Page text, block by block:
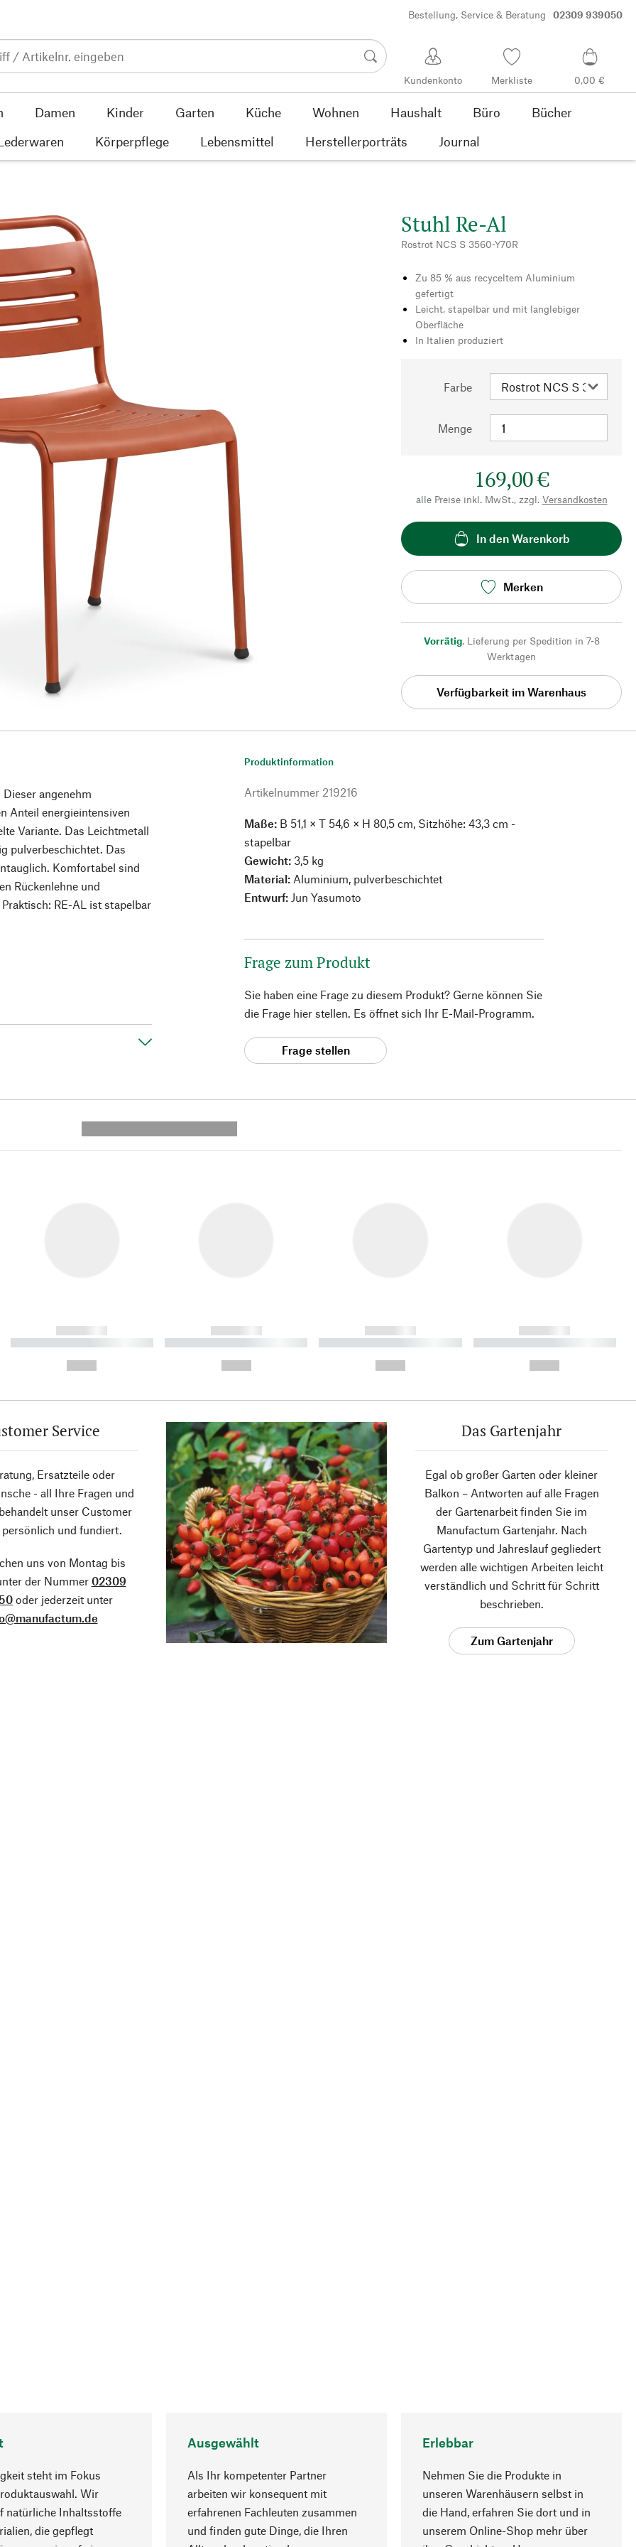
Bestellung, Service & Beratung 02309 939050
Kundenkonto Merkliste 0,00 €
Damen Kinder Garten Küche Wohnen Haushalt Büro
Bücher
Körperpflege Lebensmittel Herstellerporträts Journal
Stuhl Re-Al
Rostrot NCS S 3560-Y70R
Zu 85 % aus recyceltem Aluminium
gefertigt
Leicht, stapelbar und mit langlebiger
Oberfläche
In Italien produziert
Farbe
Menge
169,00 €
alle Preise inkl. MwSt., zzgl. Versandkosten
In den Warenkorb
Merken
Vorrätig, Lieferung per Spedition in 7-8
Werktagen
Verfügbarkeit im Warenhaus
angenehm
Anteil energieintensiven
Variante. Das Leichtmetall
pulverbeschichtet. Das
Komfortabel sind
Rückenlehne und
RE-AL ist stapelbar
Produktinformation
Artikelnummer 219216
Maße: B 51,1 × T 54,6 × H 80,5 cm, Sitzhöhe: 43,3 cm -
stapelbar
Gewicht: 3,5 kg
Material: Aluminium, pulverbeschichtet
Entwurf: Jun Yasumoto
Frage zum Produkt
Sie haben eine Frage zu diesem Produkt? Gerne können Sie
die Frage hier stellen. Es öffnet sich Ihr E-Mail-Programm.
Frage stellen
------------
----------- ----------- ----------
------------
----------- ----------- ----------
------------
----------- ----------- ----------
------------
----------- ----------- ----------
Service
Ersatzteile oder
- all Ihre Fragen und
unser Customer
persönlich und fundiert.
uns von Montag bis
der Nummer 02309
oder jederzeit unter
Das Gartenjahr
Egal ob großer Garten oder kleiner
Balkon – Antworten auf alle Fragen
der Gartenarbeit finden Sie im
Manufactum Gartenjahr. Nach
Gartentyp und Jahreslauf gegliedert
werden alle wichtigen Arbeiten leicht
verständlich und Schritt für Schritt
beschrieben.
Zum Gartenjahr
steht im Fokus
Wir
natürliche Inhaltsstoffe
die gepflegt
Ausgewählt
Als Ihr kompetenter Partner
arbeiten wir konsequent mit
erfahrenen Fachleuten zusammen
und finden gute Dinge, die Ihren
Erlebbar
Nehmen Sie die Produkte in
unseren Warenhäusern selbst in
die Hand, erfahren Sie dort und in
unserem Online-Shop mehr über